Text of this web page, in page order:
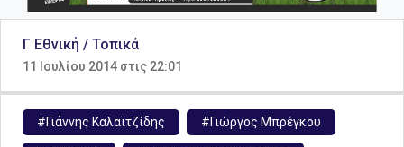
Γ Εθνική / Τοπικά
11 Ιουλίου 2014 στις 22:01
#Γιάννης Καλαϊτζίδης #Γιώργος Μπρέγκου